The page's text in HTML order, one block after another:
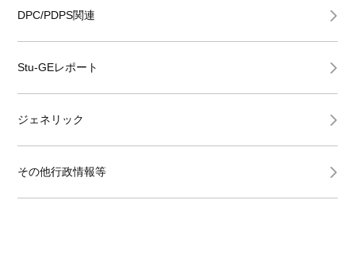
DPC/PDPS関連
Stu-GEレポート
ジェネリック
その他行政情報等